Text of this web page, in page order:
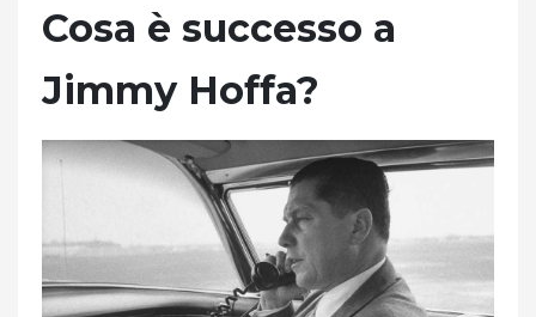
Cosa è successo a
Jimmy Hoffa?